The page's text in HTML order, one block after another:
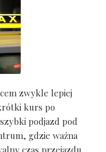
zwykle lepiej
kurs po
podjazd pod
gdzie ważna
czas przejazdu.